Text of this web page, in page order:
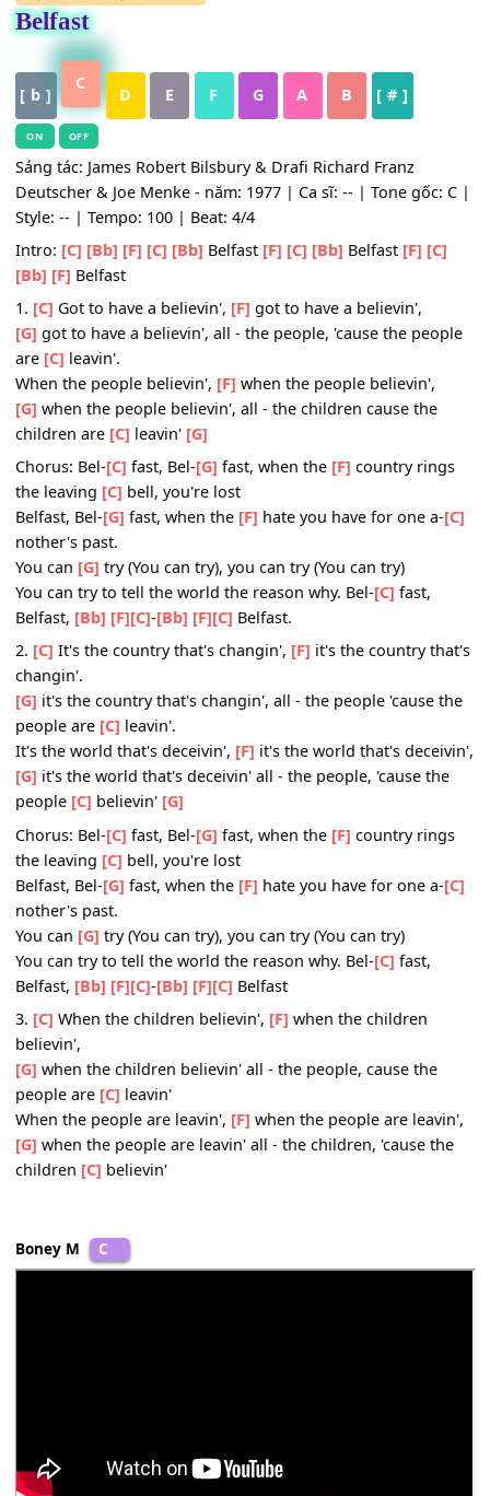
HỢP ÂM,Nhạc Quốc Tế
Belfast
[ b ]
C
D E F G A B
Sáng tác: James Robert Bilsbury & Drafi Richard Franz
Deutscher & Joe Menke - năm: 1977 | Ca sĩ: -- | Tone
Intro:[C] [Bb] [F] [C] [Bb]Belfast[F] [C] [Bb]Belfast[F]
[Bb] [F]Belfast
1.[C] Got to have a believin',[F]got to have a believin',
[G] got to have a believin', all - the people, 'cause the
When the people believin',[F]when the people believin',
[G]when the people believin', all - the children cause the
children are
Chorus: Bel-[C]fast, Bel-[G]fast, when the[F]country
the leaving[C]bell, you're lost
Belfast, Bel-[G]fast, when the[F]hate you have for one
nother's past.
You can
You can try to tell the world the reason why. Bel-[C] fast,
Belfast,
[Bb] [F][C] - [Bb] [F] [C] Belfast.
2.[C]It's the country that's changin',[F]it's the country
changin'.
[G]it's the country that's changin', all - the people 'cause
people are[C]leavin'.
It's the world that's deceivin', [F]it's the world that's
[G]it's the world that's deceivin' all - the people, 'cause
people [C] believin'[G]
Chorus: Bel-[C]fast, Bel-[G]fast, when the
the leaving[C]
bell, you're lost
Belfast, Bel-
nother's past.
You can[G]try (You can try), you can try (You can try)
You can try to tell the world the reason why. Bel-[C]fast,
Belfast, [Bb] [F][C]-[Bb] [F][C]Belfast
When the children believin',
[G]when the children believin' all - the people, cause the
people are[C]leavin'